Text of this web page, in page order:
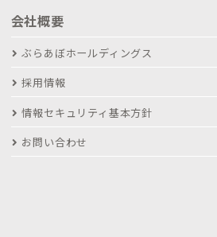
会社概要
ぶらあぼホールディングス
採用情報
情報セキュリティ基本方針
お問い合わせ